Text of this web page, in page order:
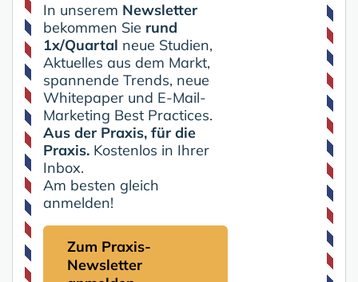
In unserem Newsletter
bekommen Sie rund
1x/Quartal neue Studien,
Aktuelles aus dem Markt,
spannende Trends, neue
Whitepaper und E-Mail-
Marketing Best Practices.
Aus der Praxis, für die
Praxis. Kostenlos in Ihrer
Inbox.
Am besten gleich
anmelden!
Zum Praxis-
Newsletter